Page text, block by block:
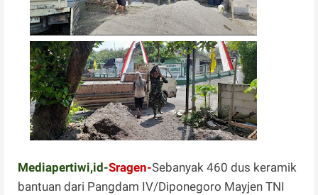
Mediapertiwi,id-Sragen-Sebanyak 460 dus keramik
bantuan dari Pangdam IV/Diponegoro Mayjen TNI